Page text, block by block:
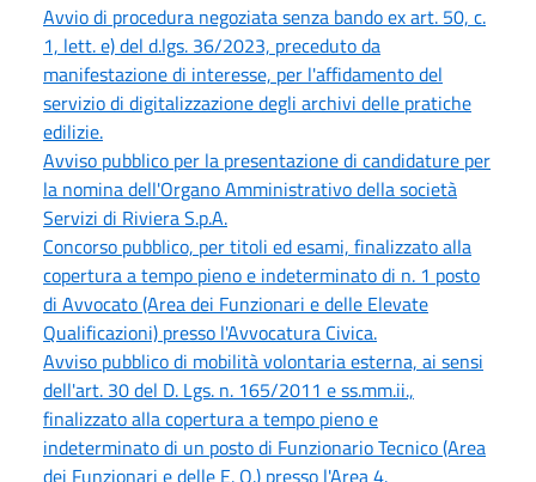
Avvio di procedura negoziata senza bando ex art. 50, c.
1, lett. e) del d.lgs. 36/2023, preceduto da
manifestazione di interesse, per l'affidamento del
servizio di digitalizzazione degli archivi delle pratiche
edilizie.
Avviso pubblico per la presentazione di candidature per
la nomina dell'Organo Amministrativo della società
Servizi di Riviera S.p.A.
Concorso pubblico, per titoli ed esami, finalizzato alla
copertura a tempo pieno e indeterminato di n. 1 posto
di Avvocato (Area dei Funzionari e delle Elevate
Qualificazioni) presso l'Avvocatura Civica.
Avviso pubblico di mobilità volontaria esterna, ai sensi
dell'art. 30 del D. Lgs. n. 165/2011 e ss.mm.ii.,
finalizzato alla copertura a tempo pieno e
indeterminato di un posto di Funzionario Tecnico (Area
dei Funzionari e delle E. Q.) presso l'Area 4.